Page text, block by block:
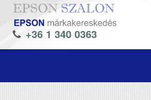
+36 1 340 0363